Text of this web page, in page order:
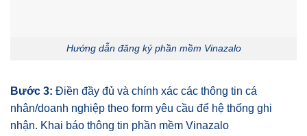
Hướng dẫn đăng ký phần mềm Vinazalo
Bước 3: Điền đầy đủ và chính xác các thông tin cá
nhân/doanh nghiệp theo form yêu cầu để hệ thống ghi
nhận. Khai báo thông tin phần mềm Vinazalo